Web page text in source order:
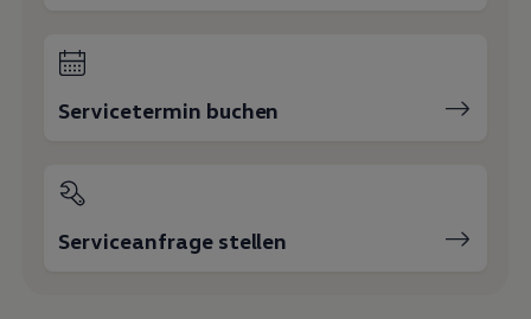
Servicetermin buchen
Serviceanfrage stellen